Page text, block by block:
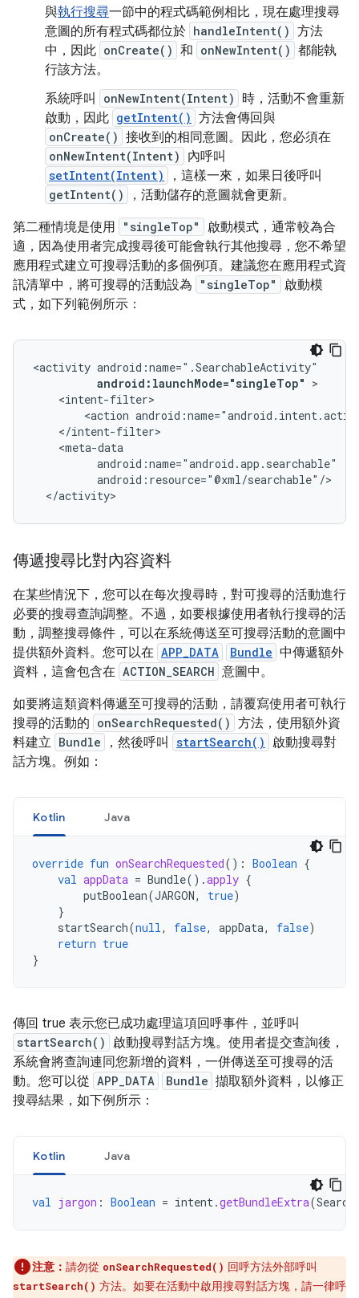
與執行搜尋一節中的程式碼範例相比，現在處理搜尋
意圖的所有程式碼都位於 handleIntent() 方法
中，因此 onCreate() 和 onNewIntent() 都能執
行該方法。
系統呼叫
onNewIntent(Intent)
時，活動不會重新
啟動，因此 getIntent() 方法會傳回與
onCreate() 接收到的相同意圖。因此，您必須在
onNewIntent(Intent) 內呼叫
setIntent(Intent) ，這樣一來，如果日後呼叫
getIntent()
，活動儲存的意圖就會更新。
第二種情境是使用
"singleTop"
啟動模式，通常較為合
適，因為使用者完成搜尋後可能會執行其他搜尋，您不希望
應用程式建立可搜尋活動的多個例項。建議您在應用程式資
訊清單中，將可搜尋的活動設為
"singleTop"
啟動模
式，如下列範例所示：
<activity
android:launchMode="singleTop"
<action
</activity>
傳遞搜尋比對內容資料
在某些情況下，您可以在每次搜尋時，對可搜尋的活動進行
必要的搜尋查詢調整。不過，如要根據使用者執行搜尋的活
動，調整搜尋條件，可以在系統傳送至可搜尋活動的意圖中
提供額外資料。您可以在 APP_DATA Bundle 中傳遞額外
資料，這會包含在 ACTION_SEARCH 意圖中。
如要將這類資料傳遞至可搜尋的活動，請覆寫使用者可執行
搜尋的活動的 onSearchRequested() 方法，使用額外資
料建立 Bundle ，然後呼叫 startSearch() 啟動搜尋對
話方塊。例如：
Kotlin Java
override fun onSearchRequested(): Boolean {
val appData = Bundle().apply {
putBoolean(JARGON, true)
}
startSearch(null, false, appData, false)
return true
}
傳回 true 表示您已成功處理這項回呼事件，並呼叫
startSearch() 啟動搜尋對話方塊。使用者提交查詢後，
系統會將查詢連同您新增的資料，一併傳送至可搜尋的活
動。您可以從 APP_DATA Bundle 擷取額外資料，以修正
搜尋結果，如下例所示：
Kotlin Java
val jargon : Boolean = intent.getBundleExtra(
注意： 請勿從 onSearchRequested() 回呼方法外部呼叫
startSearch() 方法。如要在活動中啟用搜尋對話方塊，請一律呼